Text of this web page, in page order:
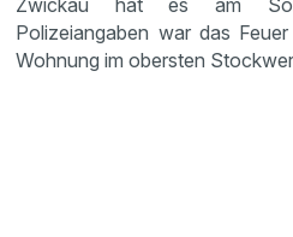
Polizeiangaben war das
Wohnung im obersten